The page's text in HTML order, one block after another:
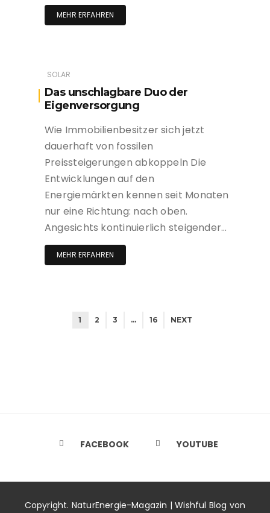
MEHR ERFAHREN
SOLAR
Das unschlagbare Duo der
Eigenversorgung
Wie Immobilienbesitzer sich jetzt
dauerhaft von fossilen
Preissteigerungen abkoppeln Die
Entwicklungen auf den
Energiemärkten kennen seit Monaten
nur eine Richtung: nach oben.
Angesichts kontinuierlich steigender…
MEHR ERFAHREN
1 2 3 … 16 NEXT
FACEBOOK YOUTUBE
Copyright. NaturEnergie-Magazin | Wishful Blog von